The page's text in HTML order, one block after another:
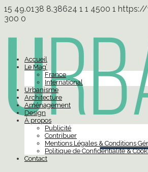
15 49.0138 8.38624 1 1 4500 1 https://
300 0
Accueil
Le Mag’
France
International
Urbanisme
Architecture
Aménagement
Design
À propos
Publicité
Contribuer
Mentions Légales & Conditions
Politique de Confidentialité &
Contact